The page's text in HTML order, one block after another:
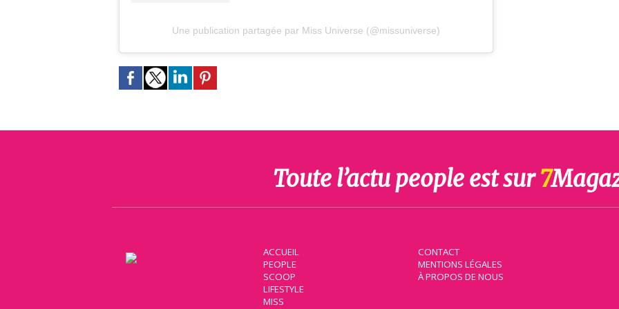
Une publication partagée par Miss Universe (@missuniverse)
Toute l’actu people est sur7
ACCUEIL
PEOPLE
SCOOP
LIFESTYLE
MISS
CONTACT
MENTIONS LÉGALES
À PROPOS DE NOUS